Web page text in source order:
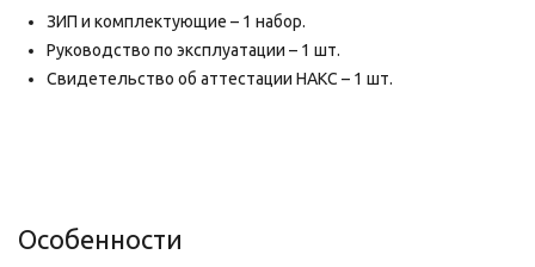
ЗИП и комплектующие – 1 набор.
Руководство по эксплуатации – 1 шт.
Свидетельство об аттестации НАКС – 1 шт.
Особенности